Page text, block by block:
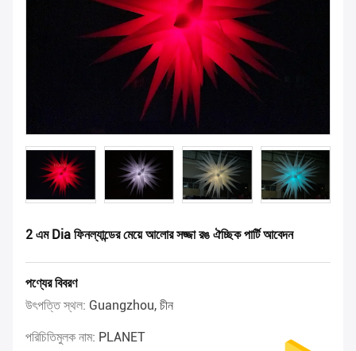
2 এম Dia ফিনল্যান্ডের মেয়ে আলোর সজ্জা রঙ ঐচ্ছিক পার্টি আবেদন
পণ্যের বিবরণ
উৎপত্তি স্থল: Guangzhou, চীন
পরিচিতিমুলক নাম: PLANET